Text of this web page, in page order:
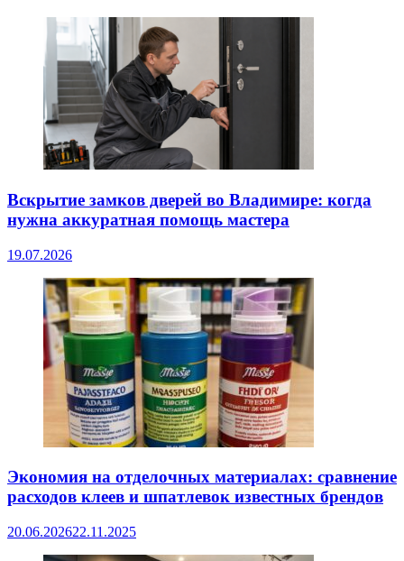
Вскрытие замков дверей во Владимире: когда
нужна аккуратная помощь мастера
19.07.2026
Экономия на отделочных материалах: сравнение
расходов клеев и шпатлевок известных брендов
20.06.202622.11.2025